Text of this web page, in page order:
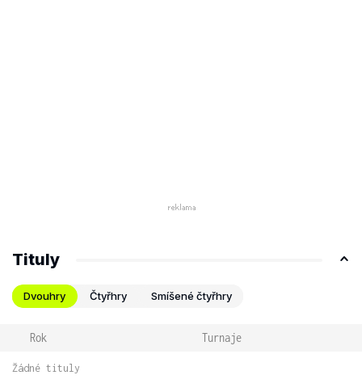
Tituly
Dvouhry Čtyřhry Smíšené čtyřhry
Rok Turnaje
Žádné tituly